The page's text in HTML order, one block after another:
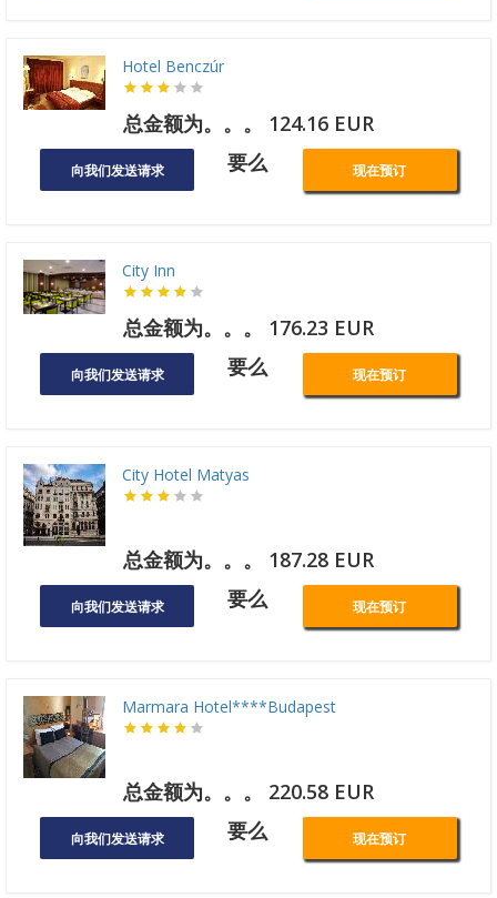
Hotel Benczúr
总金额为。。。 124.16 EUR
向我们发送请求 要么 现在预订
City Inn
总金额为。。。 176.23 EUR
向我们发送请求 要么 现在预订
City Hotel Matyas
总金额为。。。 187.28 EUR
向我们发送请求 要么 现在预订
Marmara Hotel****Budapest
总金额为。。。 220.58 EUR
向我们发送请求 要么 现在预订